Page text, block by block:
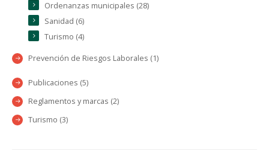
Ordenanzas municipales (28)
Sanidad (6)
Turismo (4)
Prevención de Riesgos Laborales (1)
Publicaciones (5)
Reglamentos y marcas (2)
Turismo (3)